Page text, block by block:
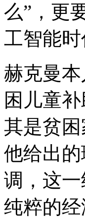
么”，更
工智能
赫克曼
困儿童
其是贫
他给出
调，这
纯粹的